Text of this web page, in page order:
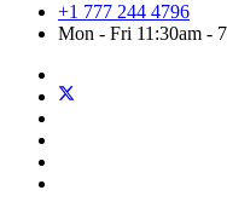
+1 777 244 4796
Mon - Fri 11:30am -